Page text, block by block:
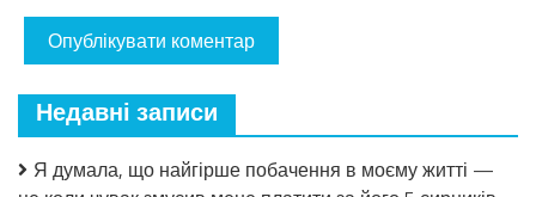
Недавні записи
Я думала, що найгірше побачення в моєму житті —